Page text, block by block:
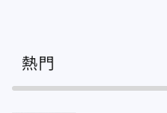
熱門